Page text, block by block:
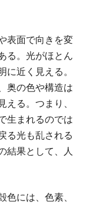
表面で向きを変
る。光がほとん
近く見える。
奥の色や構造は
える。つまり、
生まれるのでは
る光も乱される
結果として、人
色には、色素、